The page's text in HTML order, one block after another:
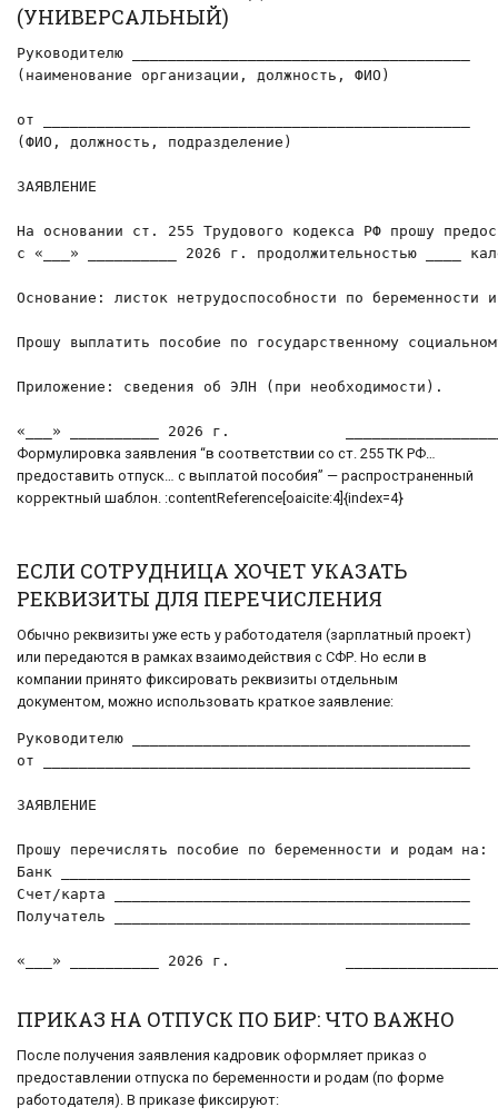
(УНИВЕРСАЛЬНЫЙ)
Руководителю ______________________________________
(наименование организации, должность, ФИО)
от ________________________________________________
(ФИО, должность, подразделение)
ЗАЯВЛЕНИЕ
На основании ст. 255 Трудового кодекса РФ прошу
с «___» __________ 2026 г. продолжительностью ____
Основание: листок нетрудоспособности по
Прошу выплатить пособие по государственному
Приложение: сведения об ЭЛН (при необходимости).
«___» __________ 2026 г.
Формулировка заявления “в соответствии со ст. 255 ТК РФ…
предоставить отпуск… с выплатой пособия” — распространенный
корректный шаблон. :contentReference[oaicite:4]{index=4}
ЕСЛИ СОТРУДНИЦА ХОЧЕТ УКАЗАТЬ
РЕКВИЗИТЫ ДЛЯ ПЕРЕЧИСЛЕНИЯ
Обычно реквизиты уже есть у работодателя (зарплатный проект)
или передаются в рамках взаимодействия с СФР. Но если в
компании принято фиксировать реквизиты отдельным
документом, можно использовать краткое заявление:
Руководителю ______________________________________
от ________________________________________________
ЗАЯВЛЕНИЕ
Прошу перечислять пособие по беременности и родам на:
Банк ______________________________________________
Счет/карта ________________________________________
Получатель ________________________________________
«___» __________ 2026 г.
ПРИКАЗ НА ОТПУСК ПО БИР: ЧТО ВАЖНО
После получения заявления кадровик оформляет приказ о
предоставлении отпуска по беременности и родам (по форме
работодателя). В приказе фиксируют: